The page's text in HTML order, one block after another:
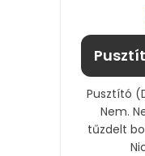
Pusztító
Nem.
tűzdelt